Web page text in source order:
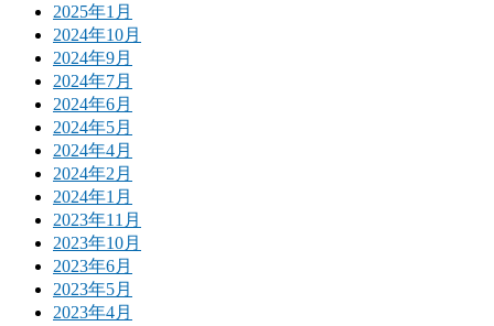
2025年1月
2024年10月
2024年9月
2024年7月
2024年6月
2024年5月
2024年4月
2024年2月
2024年1月
2023年11月
2023年10月
2023年6月
2023年5月
2023年4月